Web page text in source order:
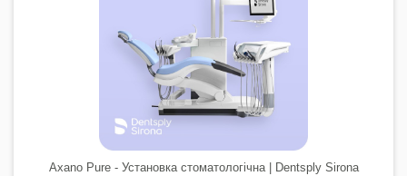
Axano Pure - Установка стоматологічна | Dentsply Sirona